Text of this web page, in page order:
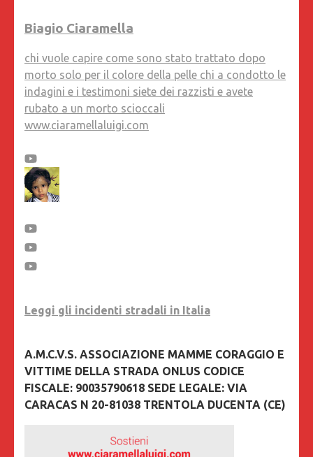
Biagio Ciaramella
chi vuole capire come sono stato trattato dopo
morto solo per il colore della pelle chi a condotto le
indagini e i testimoni siete dei razzisti e avete
rubato a un morto scioccali
www.ciaramellaluigi.com
Leggi gli incidenti stradali in Italia
A.M.C.V.S. ASSOCIAZIONE MAMME CORAGGIO E
VITTIME DELLA STRADA ONLUS CODICE
FISCALE: 90035790618 SEDE LEGALE: VIA
CARACAS N 20-81038 TRENTOLA DUCENTA (CE)